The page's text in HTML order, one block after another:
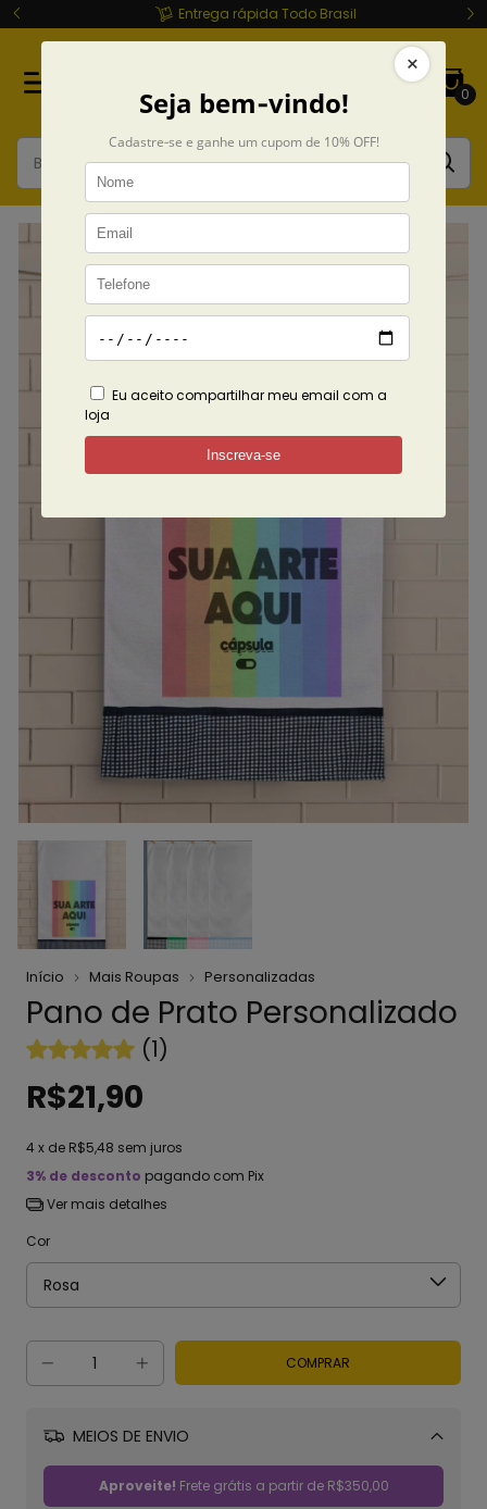
Entrega rápida Todo Brasil
0
Início Mais Roupas Personalizadas
Pano de Prato Personalizado
(1)
R$21,90
4 x de R$5,48 sem juros
3% de desconto pagando com Pix
Ver mais detalhes
Cor
MEIOS DE ENVIO
Aproveite! Frete grátis a partir de R$350,00